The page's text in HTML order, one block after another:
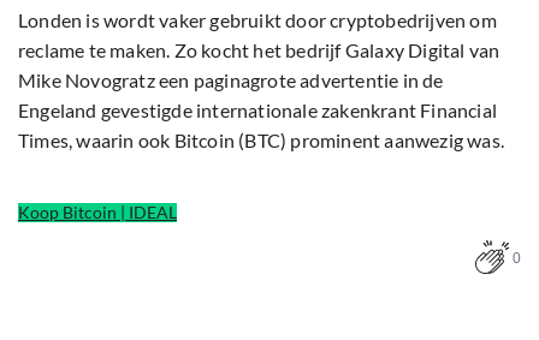
Londen is wordt vaker gebruikt door cryptobedrijven om
reclame te maken. Zo kocht het bedrijf Galaxy Digital van
Mike Novogratz een paginagrote advertentie in de
Engeland gevestigde internationale zakenkrant Financial
Times, waarin ook Bitcoin (BTC) prominent aanwezig was.
Koop Bitcoin | IDEAL
0